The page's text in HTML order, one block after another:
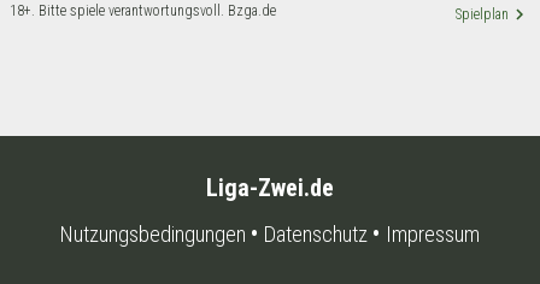
18+. Bitte spiele verantwortungsvoll. Bzga.de Spielplan keyboard_arrow_right
Liga-Zwei.de
Nutzungsbedingungen Datenschutz Impressum